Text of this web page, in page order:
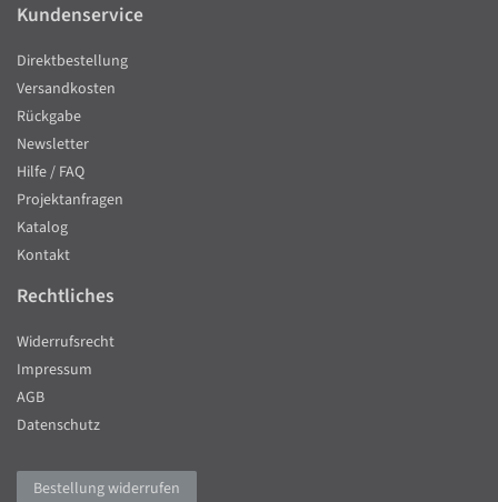
Kundenservice
Direktbestellung
Versandkosten
Rückgabe
Newsletter
Hilfe / FAQ
Projektanfragen
Katalog
Kontakt
Rechtliches
Widerrufsrecht
Impressum
AGB
Datenschutz
Bestellung widerrufen